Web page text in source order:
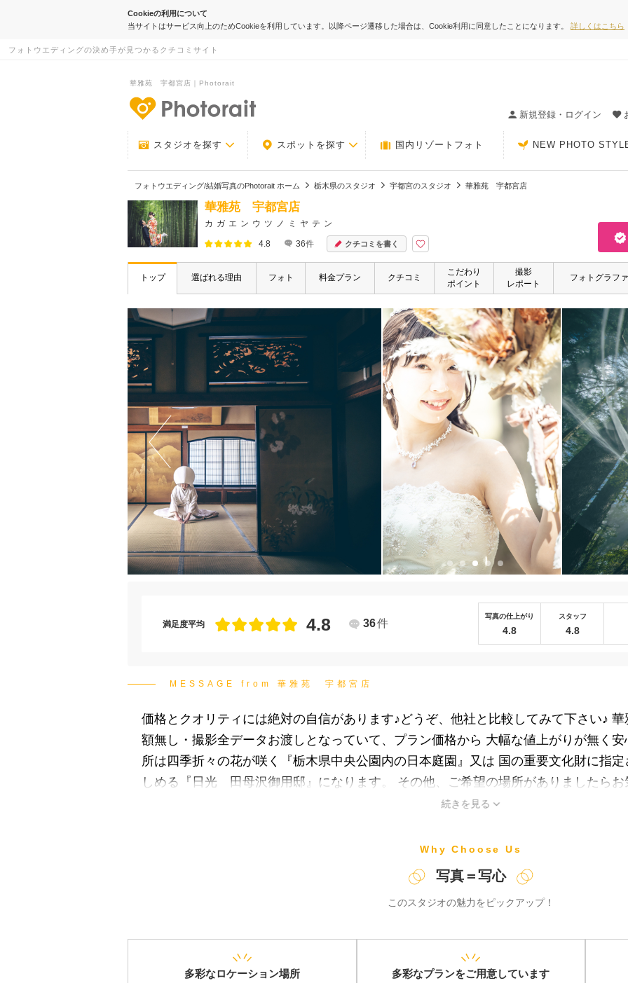
Cookieの利用について
当サイトはサービス向上のためCookieを利用しています。以降ページ遷移した場合は、Cookie利用に同意したことになります。 詳しくはこちら
フォトウエディングの決め手が見つかるクチコミサイト
華雅苑 宇都宮店｜Photorait
新規登録・ログイン
スタジオを探す スポットを探す 国内リゾートフォト NEW PHOTO
フォトウエディング/結婚写真のPhotorait ホーム 栃木県のスタジオ 宇都宮のスタジオ 華雅苑 宇都宮店
華雅苑 宇都宮店
カガエンウツノミヤテン
4.8 36件 クチコミを書く
トップ 選ばれる理由 フォト 料金プラン クチコミ
こだわり
ポイント
撮影
レポート
フォトグラフ
満足度平均 4.8 36件
写真の仕上がり
4.8
スタッフ
4.8
MESSAGE from 華雅苑 宇都宮店
価格とクオリティには絶対の自信があります♪どうぞ、他社と比較してみて下さい♪
額無し・撮影全データお渡しとなっていて、プラン価格から 大幅な値上がりが無く
所は四季折々の花が咲く『栃木県中央公園内の日本庭園』又は 国の重要文化財に指
しめる『日光 田母沢御用邸』になります。 その他、ご希望の場所がありましたら
続きを見る
Why Choose Us
写真＝写心
このスタジオの魅力をピックアップ！
多彩なロケーション場所 多彩なプランをご用意しています